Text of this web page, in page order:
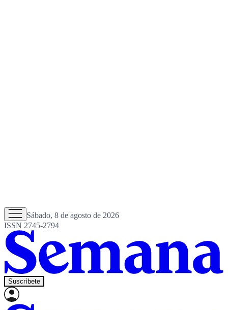
Sábado, 8 de agosto de 2026
ISSN 2745-2794
Suscríbete